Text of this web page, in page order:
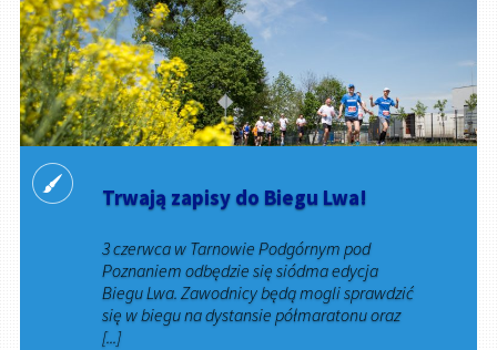
Trwają zapisy do Biegu Lwa!
3 czerwca w Tarnowie Podgórnym pod
Poznaniem odbędzie się siódma edycja
Biegu Lwa. Zawodnicy będą mogli sprawdzić
się w biegu na dystansie półmaratonu oraz
[...]